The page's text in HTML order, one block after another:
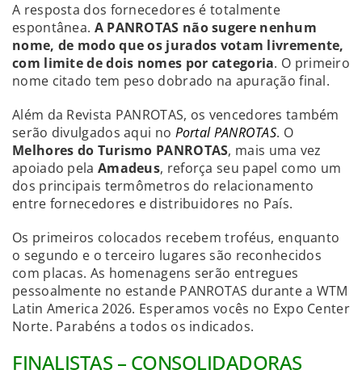
A resposta dos fornecedores é totalmente
espontânea. A PANROTAS não sugere nenhum
nome, de modo que os jurados votam livremente,
com limite de dois nomes por categoria. O primeiro
nome citado tem peso dobrado na apuração final.
Além da Revista PANROTAS, os vencedores também
serão divulgados aqui no Portal PANROTAS. O
Melhores do Turismo PANROTAS, mais uma vez
apoiado pela Amadeus, reforça seu papel como um
dos principais termômetros do relacionamento
entre fornecedores e distribuidores no País.
Os primeiros colocados recebem troféus, enquanto
o segundo e o terceiro lugares são reconhecidos
com placas. As homenagens serão entregues
pessoalmente no estande PANROTAS durante a WTM
Latin America 2026. Esperamos vocês no Expo Center
Norte. Parabéns a todos os indicados.
FINALISTAS – CONSOLIDADORAS